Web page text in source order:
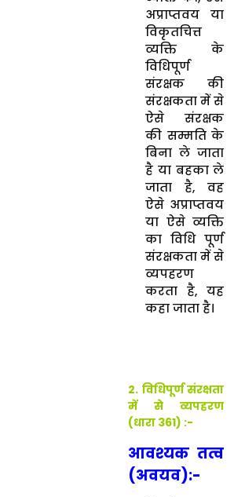
अप्राप्तवय या
विकृतचित्त
व्यक्ति के
विधिपूर्ण
संरक्षक की
संरक्षकता में से
ऐसे संरक्षक
की सम्मति के
बिना ले जाता
है या बहका ले
जाता है, वह
ऐसे अप्राप्तवय
या ऐसे व्यक्ति
का विधि पूर्ण
संरक्षकता में से
व्यपहरण
करता है, यह
कहा जाता है।
2. विधिपूर्ण संरक्षता
में से व्यपहरण
(धारा 361) :-
आवश्यक तत्व
(अवयव):-